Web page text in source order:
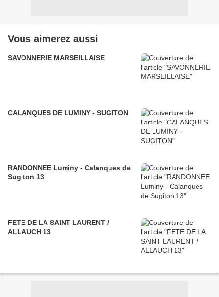
Vous aimerez aussi
SAVONNERIE MARSEILLAISE
CALANQUES DE LUMINY - SUGITON
RANDONNEE Luminy - Calanques de
Sugiton 13
FETE DE LA SAINT LAURENT /
ALLAUCH 13